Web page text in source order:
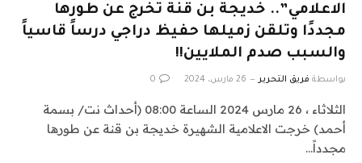
الاعلامي”.. خديجة بن قنة تخرج عن طورها
مجددًا وتلقن زميلها حفيظ دراجي درساً قاسياً
والسبب صدم الملايين!!
بواسطة فريق التحرير 26 مارس، 2024 0
الثلاثاء ، 26 مارس 2024 الساعة 08:00 (أحداث نت/ بسمة
أحمد) خرجت الاعلامية الشهيرة خديجة بن قنة عن طورها
مجدداً…